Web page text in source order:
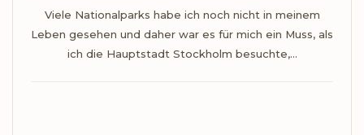
Viele Nationalparks habe ich noch nicht in meinem
Leben gesehen und daher war es für mich ein Muss, als
ich die Hauptstadt Stockholm besuchte,…